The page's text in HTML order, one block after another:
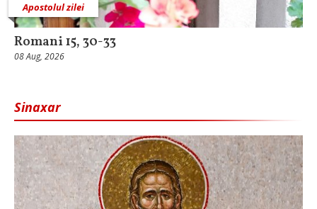
Apostolul zilei
Romani 15, 30-33
08 Aug, 2026
Sinaxar